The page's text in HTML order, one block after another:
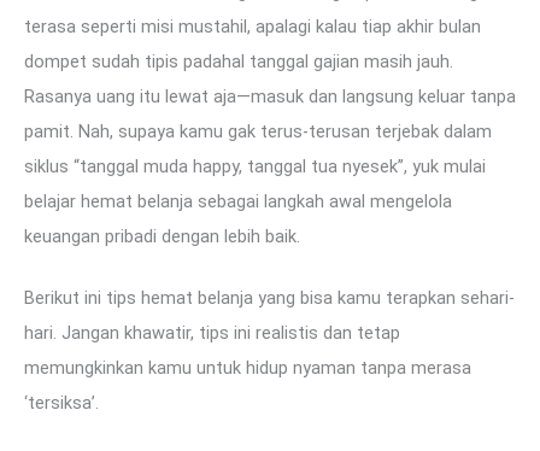
terasa seperti misi mustahil, apalagi kalau tiap akhir bulan
dompet sudah tipis padahal tanggal gajian masih jauh.
Rasanya uang itu lewat aja—masuk dan langsung keluar tanpa
pamit. Nah, supaya kamu gak terus-terusan terjebak dalam
siklus “tanggal muda happy, tanggal tua nyesek”, yuk mulai
belajar hemat belanja sebagai langkah awal mengelola
keuangan pribadi dengan lebih baik.
Berikut ini tips hemat belanja yang bisa kamu terapkan sehari-
hari. Jangan khawatir, tips ini realistis dan tetap
memungkinkan kamu untuk hidup nyaman tanpa merasa
‘tersiksa’.